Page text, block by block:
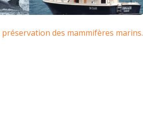
des mammifères marins.